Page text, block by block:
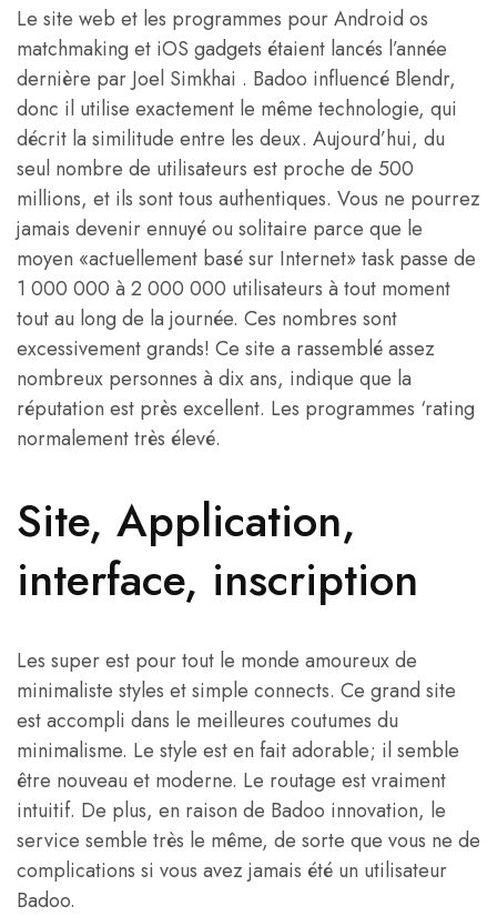
Le site web et les programmes pour Android os
matchmaking et iOS gadgets étaient lancés l’année
dernière par Joel Simkhai . Badoo influencé Blendr,
donc il utilise exactement le même technologie, qui
décrit la similitude entre les deux. Aujourd’hui, du
seul nombre de utilisateurs est proche de 500
millions, et ils sont tous authentiques. Vous ne pourrez
jamais devenir ennuyé ou solitaire parce que le
moyen «actuellement basé sur Internet» task passe de
1 000 000 à 2 000 000 utilisateurs à tout moment
tout au long de la journée. Ces nombres sont
excessivement grands! Ce site a rassemblé assez
nombreux personnes à dix ans, indique que la
réputation est près excellent. Les programmes ‘rating
normalement très élevé.
Site, Application,
interface, inscription
Les super est pour tout le monde amoureux de
minimaliste styles et simple connects. Ce grand site
est accompli dans le meilleures coutumes du
minimalisme. Le style est en fait adorable; il semble
être nouveau et moderne. Le routage est vraiment
intuitif. De plus, en raison de Badoo innovation, le
service semble très le même, de sorte que vous ne de
complications si vous avez jamais été un utilisateur
Badoo.